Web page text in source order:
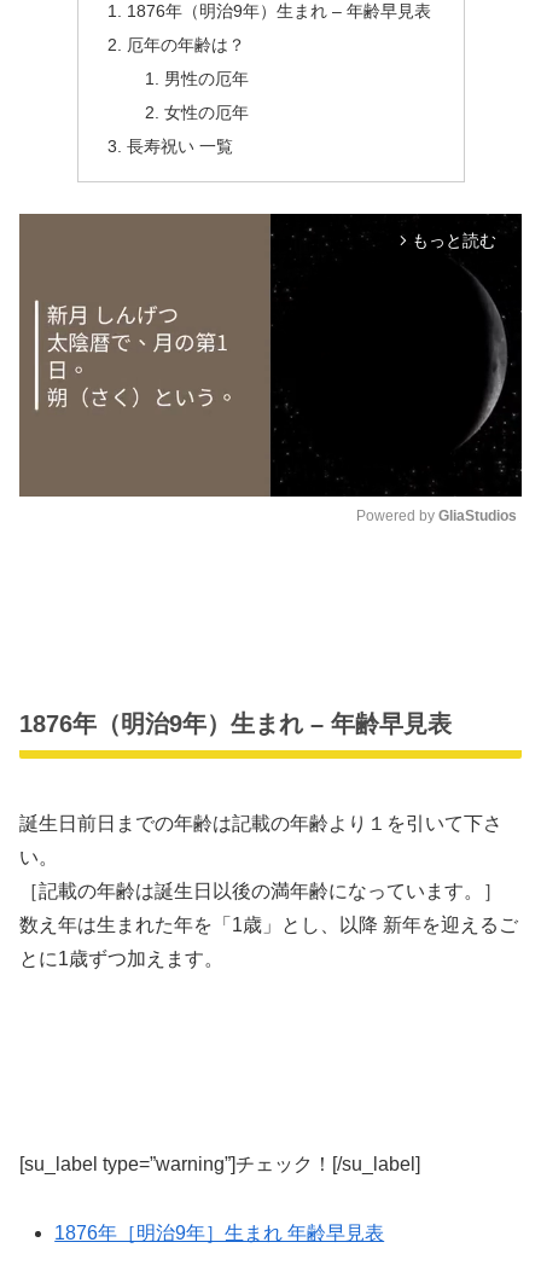
1876年（明治9年）生まれ – 年齢早見表
厄年の年齢は？
男性の厄年
女性の厄年
長寿祝い 一覧
arrow_forward_ios もっと読む
Powered by GliaStudios
1876年（明治9年）生まれ – 年齢早見表
誕生日前日までの年齢は記載の年齢より１を引いて下さ
い。
［記載の年齢は誕生日以後の満年齢になっています。］
数え年は生まれた年を「1歳」とし、以降 新年を迎えるご
とに1歳ずつ加えます。
[su_label type=”warning”]チェック！[/su_label]
1876年［明治9年］生まれ 年齢早見表